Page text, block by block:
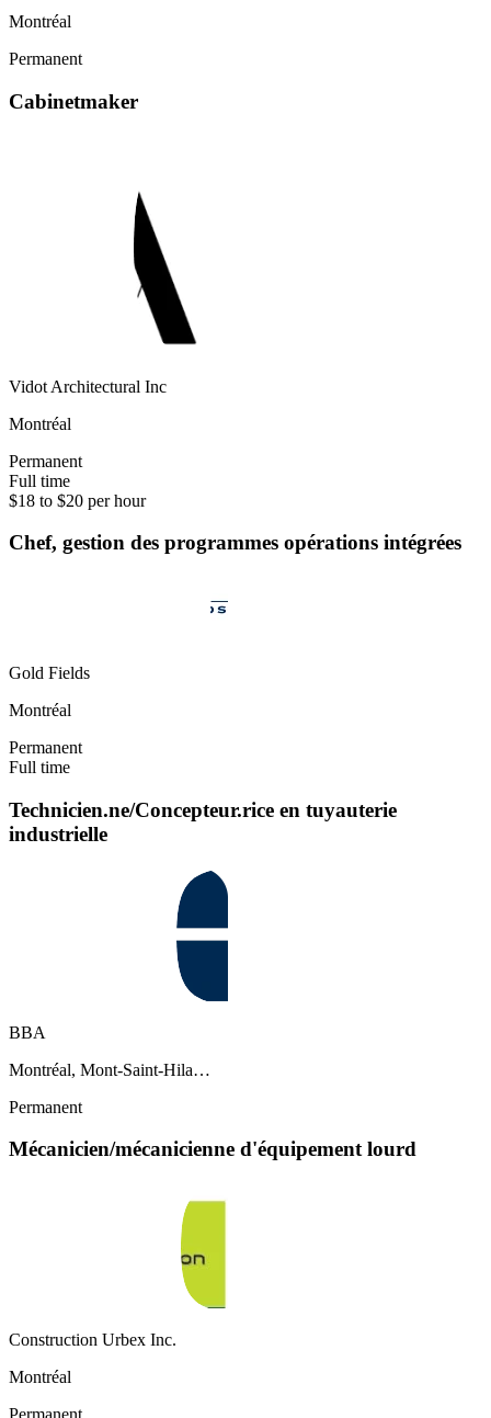
Montréal
Permanent
Cabinetmaker
Vidot Architectural Inc
Montréal
Permanent
Full time
$18 to $20 per hour
Chef, gestion des programmes opérations intégrées
Gold Fields
Montréal
Permanent
Full time
Technicien.ne/Concepteur.rice en tuyauterie
industrielle
BBA
Montréal, Mont-Saint-Hila…
Permanent
Mécanicien/mécanicienne d'équipement lourd
Construction Urbex Inc.
Montréal
Permanent